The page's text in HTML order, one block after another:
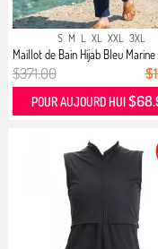
S M L XL XXL 3XL
Maillot de Bain Hijab Bleu Marine
$371.00
POUR AUJOURD HUI